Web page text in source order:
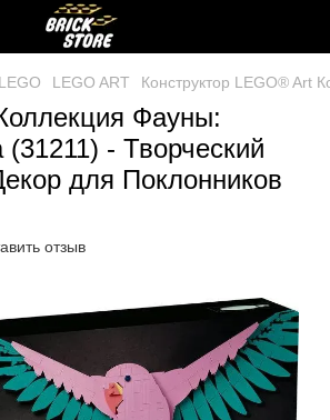
LEGO ART Конструктор LEGO® Art
Фауны:
(31211) - Творческий
для Поклонников
отзыв